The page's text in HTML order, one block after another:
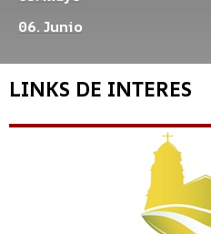
06. Junio
LINKS DE INTERES